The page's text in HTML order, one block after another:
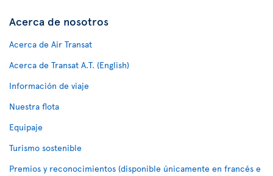
Acerca de nosotros
Acerca de Air Transat
Acerca de Transat A.T. (English)
Información de viaje
Nuestra flota
Equipaje
Turismo sostenible
Premios y reconocimientos (disponible únicamente en francés e